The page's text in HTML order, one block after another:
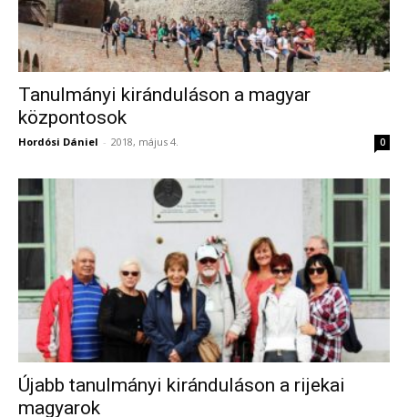
Tanulmányi kiránduláson a magyar
központosok
Hordósi Dániel - 2018, május 4. 0
Újabb tanulmányi kiránduláson a rijekai
magyarok